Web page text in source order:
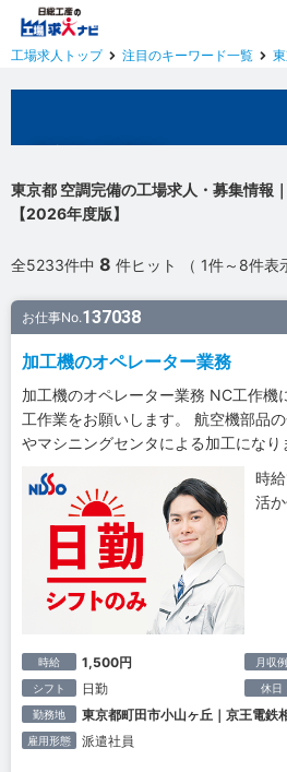
工場求人トップ 注目のキーワード一覧
東京都 空調完備の工場求人・募集情報
【2026年度版】
全5233件中 8 件ヒット （ 1件～8件表
お仕事No.137038
加工機のオペレーター業務
加工機のオペレーター業務 NC工作機
工作業をお願いします。 航空機部品
やマシニングセンタによる加工になり
時
活
時給 1,500円 月収例
シフト 日勤 休日
勤務地 東京都町田市小山ヶ丘｜京王電
雇用形態 派遣社員